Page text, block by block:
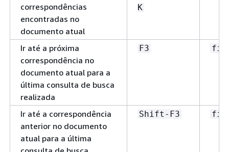
correspondências
encontradas no
documento atual
K
Ir até a próxima
correspondência no
documento atual para a
última consulta de busca
realizada
F3
Ir até a correspondência
anterior no documento
atual para a última
Shift-F3